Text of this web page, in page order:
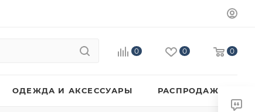
0 0 0
ОДЕЖДА И АКСЕССУАРЫ РАСПРОДАЖА